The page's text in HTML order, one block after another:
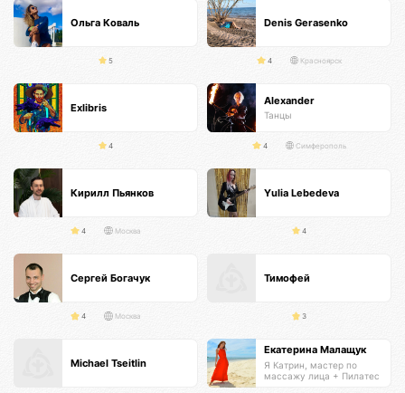
Ольга Коваль
5
Denis Gerasenko
4 Красноярск
Exlibris
4
Alexander
Танцы
4 Симферополь
Кирилл Пьянков
4 Москва
Yulia Lebedeva
4
Сергей Богачук
4 Москва
Тимофей
3
Michael Tseitlin
Екатерина Малащук
Я Катрин, мастер по
массажу лица + Пилатес